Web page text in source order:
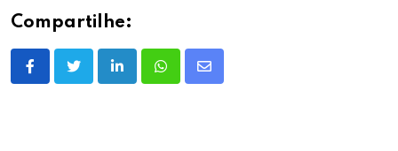
Compartilhe:
LinkedInWhatsappShare